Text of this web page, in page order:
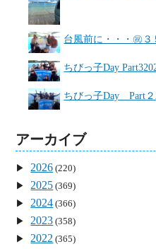
台風前に・・・㊗３
ちびっ子Day Part3
ちびっ子Day Part２
アーカイブ
2026 (220)
2025 (369)
2024 (366)
2023 (358)
2022 (365)